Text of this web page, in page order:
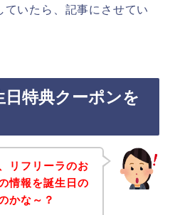
いたら、記事にさせてい
日特典クーポンを
リフリーラのお
情報を誕生日の
かな～？